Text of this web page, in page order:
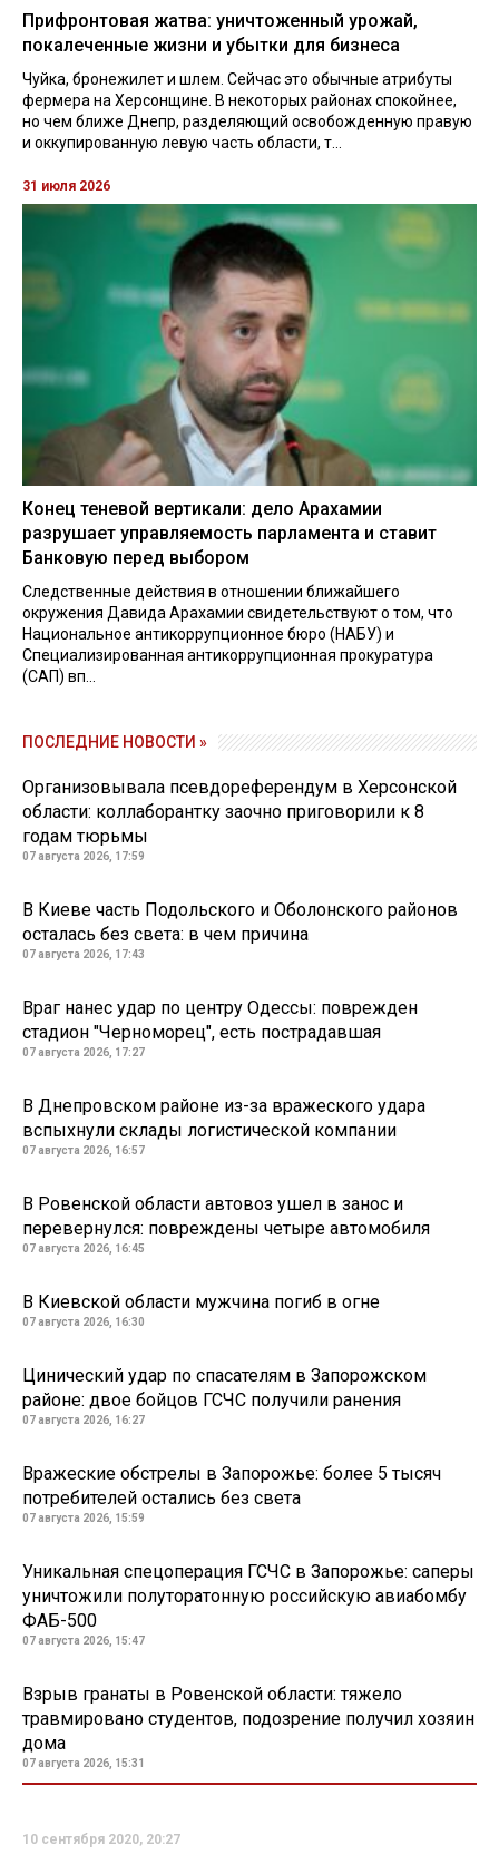
Прифронтовая жатва: уничтоженный урожай,
покалеченные жизни и убытки для бизнеса
Чуйка, бронежилет и шлем. Сейчас это обычные атрибуты
фермера на Херсонщине. В некоторых районах спокойнее,
но чем ближе Днепр, разделяющий освобожденную правую
и оккупированную левую часть области, т...
31 июля 2026
Конец теневой вертикали: дело Арахамии
разрушает управляемость парламента и ставит
Банковую перед выбором
Следственные действия в отношении ближайшего
окружения Давида Арахамии свидетельствуют о том, что
Национальное антикоррупционное бюро (НАБУ) и
Специализированная антикоррупционная прокуратура
(САП) вп...
ПОСЛЕДНИЕ НОВОСТИ »
Организовывала псевдореферендум в Херсонской
области: коллаборантку заочно приговорили к 8
годам тюрьмы
07 августа 2026, 17:59
В Киеве часть Подольского и Оболонского районов
осталась без света: в чем причина
07 августа 2026, 17:43
Враг нанес удар по центру Одессы: поврежден
стадион "Черноморец", есть пострадавшая
07 августа 2026, 17:27
В Днепровском районе из-за вражеского удара
вспыхнули склады логистической компании
07 августа 2026, 16:57
В Ровенской области автовоз ушел в занос и
перевернулся: повреждены четыре автомобиля
07 августа 2026, 16:45
В Киевской области мужчина погиб в огне
07 августа 2026, 16:30
Цинический удар по спасателям в Запорожском
районе: двое бойцов ГСЧС получили ранения
07 августа 2026, 16:27
Вражеские обстрелы в Запорожье: более 5 тысяч
потребителей остались без света
07 августа 2026, 15:59
Уникальная спецоперация ГСЧС в Запорожье: саперы
уничтожили полуторатонную российскую авиабомбу
ФАБ-500
07 августа 2026, 15:47
Взрыв гранаты в Ровенской области: тяжело
травмировано студентов, подозрение получил хозяин
дома
07 августа 2026, 15:31
10 сентября 2020, 20:27